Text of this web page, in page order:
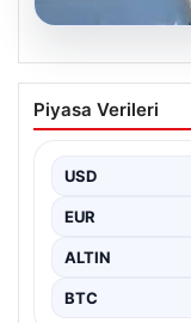
05.08.2026
Yalova’da
Komik ve
Mahallesi Ufuk
Piyasa Verileri
USD
EUR
ALTIN
BTC